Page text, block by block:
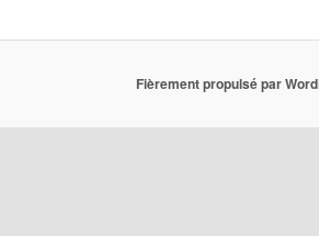
Fièrement propulsé par